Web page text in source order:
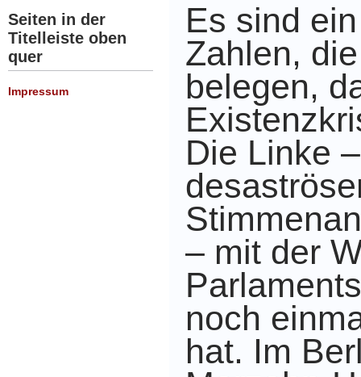
Seiten in der
Titelleiste oben
quer
Impressum
Es sind
Zahlen,
belegen,
Die Linke
– mit der
noch
hat. Im